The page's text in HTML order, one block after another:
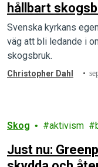
hållbart
Svenska kyrkans
väg att bli ledande i
skogsbruk.
Christopher Dahl
Skog aktivism
Just nu: